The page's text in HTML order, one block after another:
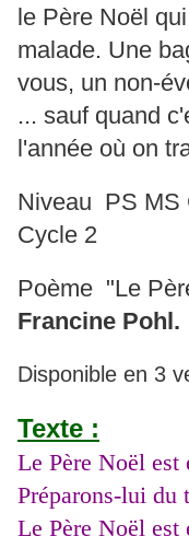
le Père Noël
malade. Une
vous, un non-
... sauf quand
l'année où on
Niveau PS
Cycle 2
Poème "Le
Francine Pohl.
Disponible en 3
Texte :
Le Père Noël est
Préparons-lui du
Le Père Noël est